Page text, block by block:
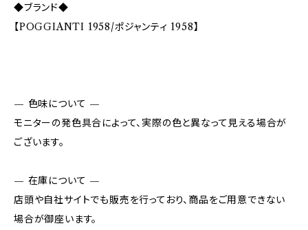
◆ブランド◆
【POGGIANTI 1958/ポジャンティ 1958】
— 色味について —
モニターの発色具合によって、実際の色と異なって見える場合が
ございます。
— 在庫について —
店頭や自社サイトでも販売を行っており、商品をご用意できない
場合が御座います。